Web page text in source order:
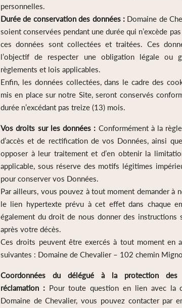
personnelles.
Durée de conservation des données : Domaine de
soient conservées pendant une durée qui n’excède
ces données sont collectées et traitées. Ces
l’objectif de respecter une obligation légale ou
règlements et lois applicables.
Enfin, les données collectées, dans le cadre des
mis en place sur notre Site, seront conservés
durée n’excédant pas treize (13) mois.
Vos droits sur les données : Conformément à la
d’accès et de rectification de vos Données, ainsi
opposer à leur traitement et d’en obtenir la
applicable, sous réserve des motifs légitimes
pour conserver vos Données.
Par ailleurs, vous pouvez à tout moment demander
le lien hypertexte prévu à cet effet dans chaque
également du droit de nous donner des
après votre décès.
Ces droits peuvent être exercés à tout moment en
suivantes : Domaine de Chevalier – 102 chemin
Coordonnées du délégué à la protection
réclamation :Pour toute question en lien avec la
Domaine de Chevalier, vous pouvez contacter par